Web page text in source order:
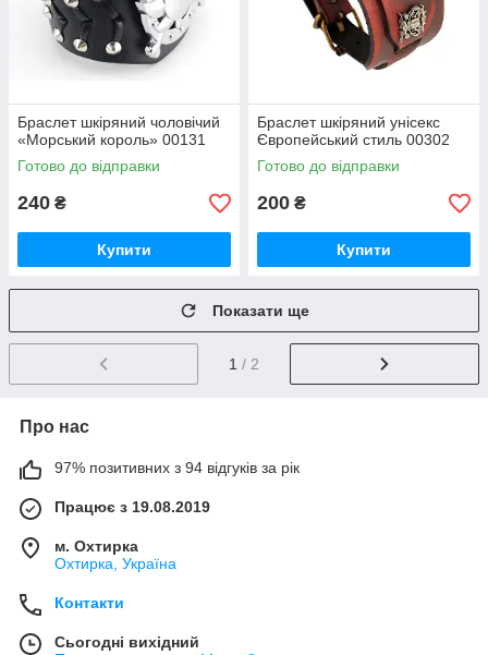
Браслет шкіряний чоловічий
«Морський король» 00131
Готово до відправки
240 ₴
Купити
Браслет шкіряний унісекс
Європейський стиль 00302
Готово до відправки
200 ₴
Купити
Показати ще
1 / 2
Про нас
97% позитивних з 94 відгуків за рік
Працює з 19.08.2019
м. Охтирка
Охтирка, Україна
Контакти
Сьогодні вихідний